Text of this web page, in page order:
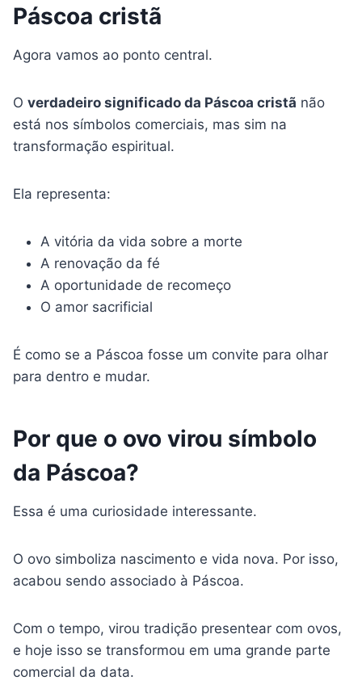
Páscoa cristã
Agora vamos ao ponto central.
O verdadeiro significado da Páscoa cristã não
está nos símbolos comerciais, mas sim na
transformação espiritual.
Ela representa:
A vitória da vida sobre a morte
A renovação da fé
A oportunidade de recomeço
O amor sacrificial
É como se a Páscoa fosse um convite para olhar
para dentro e mudar.
Por que o ovo virou símbolo
da Páscoa?
Essa é uma curiosidade interessante.
O ovo simboliza nascimento e vida nova. Por isso,
acabou sendo associado à Páscoa.
Com o tempo, virou tradição presentear com ovos,
e hoje isso se transformou em uma grande parte
comercial da data.